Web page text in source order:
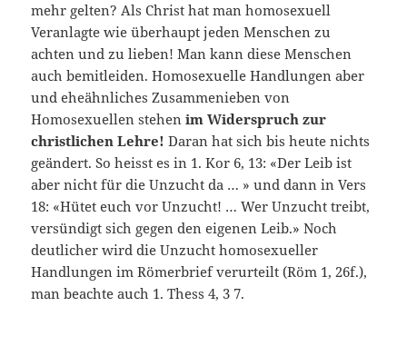
mehr gelten? Als Christ hat man homosexuell
Veranlagte wie überhaupt jeden Menschen zu
achten und zu lieben! Man kann diese Menschen
auch bemitleiden. Homosexuelle Handlungen aber
und eheähnliches Zusammenieben von
Homosexuellen stehenim Widerspruch zur
christlichen Lehre!Daran hat sich bis heute nichts
geändert. So heisst es in 1. Kor 6, 13: «Der Leib ist
aber nicht für die Unzucht da … » und dann in Vers
18: «Hütet euch vor Unzucht! … Wer Unzucht treibt,
versündigt sich gegen den eigenen Leib.» Noch
deutlicher wird die Unzucht homosexueller
Handlungen im Römerbrief verurteilt (Röm 1, 26f.),
man beachte auch 1. Thess 4, 3 7.